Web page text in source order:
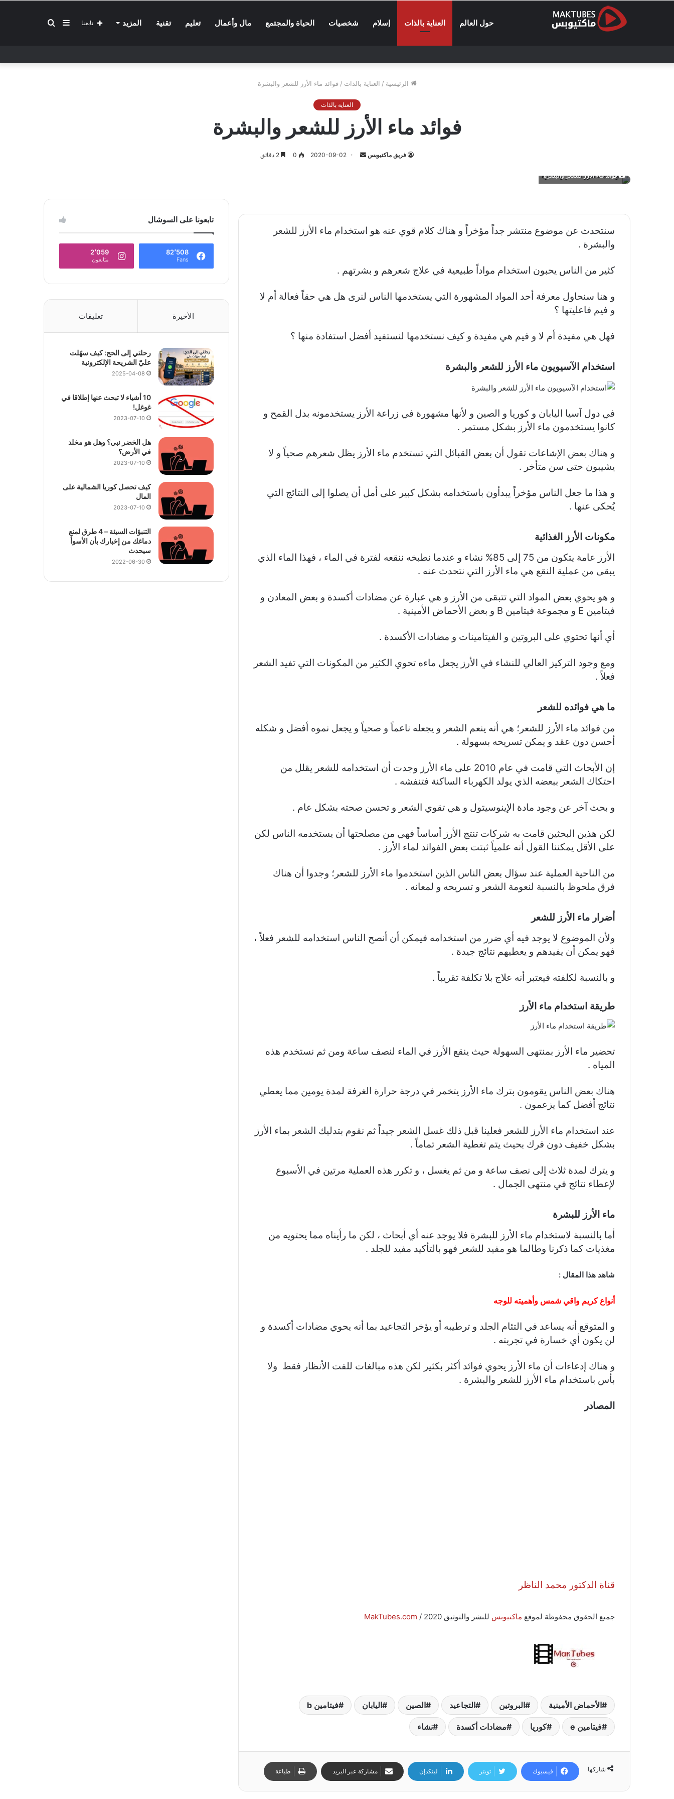
حول العالم العناية بالذات إسلام شخصيات الحياة والمجتمع مال وأعمال تعليم تقنية المزيد بحثإضافة تابعنا
الرئيسية / العناية بالذات / فوائد ماء الأرز للشعر والبشرة
العناية بالذات
فوائد ماء الأرز للشعر والبشرة
فريق ماكتيوبس
أرسل 2020-09-02
0
فوائد ماء الأرز للشعر والبشرة
سنتحدث عن موضوع منتشر جداً مؤخراً و هناك كلام قوي عنه هو استخدام ماء الأرز للشعر
والبشرة .
كثير من الناس يحبون استخدام مواداً طبيعية في علاج شعرهم و بشرتهم .
و هنا سنحاول معرفة أحد المواد المشهورة التي يستخدمها الناس لنرى هل هي حقاً فعالة أم لا
و فيم فاعليتها ؟
فهل هي مفيدة أم لا و فيم هي مفيدة و كيف نستخدمها لنستفيد أفضل استفادة منها ؟
استخدام الآسيويون ماء الأرز للشعر والبشرة
في دول آسيا اليابان و كوريا و الصين و لأنها مشهورة في زراعة الأرز يستخدمونه بدل القمح و
كانوا يستخدمون ماء الأرز بشكل مستمر .
و هناك بعض الإشاعات تقول أن بعض القبائل التي تستخدم ماء الأرز يظل شعرهم صحياً و لا
يشيبون حتى سن متأخر .
و هذا ما جعل الناس مؤخراً يبدأون باستخدامه بشكل كبير على أمل أن يصلوا إلى النتائج التي
يُحكى عنها .
مكونات الأرز الغذائية
الأرز عامة يتكون من 75 إلى 85% نشاء و عندما نطبخه ننقعه لفترة في الماء ، فهذا الماء الذي
يبقى من عملية النقع هي ماء الأرز التي نتحدث عنه .
و هو يحوي بعض المواد التي تتبقى من الأرز و هي عبارة عن مضادات أكسدة و بعض المعادن و
فيتامين E و مجموعة فيتامين B و بعض الأحماض الأمينية .
أي أنها تحتوي على البروتين و الفيتامينات و مضادات الأكسدة .
ومع وجود التركيز العالي للنشاء في الأرز يجعل ماءه تحوي الكثير من المكونات التي تفيد الشعر
فعلاً .
ما هي فوائده للشعر
من فوائد ماء الأرز للشعر؛ هي أنه ينعم الشعر و يجعله ناعماً و صحياً و يجعل نموه أفضل و شكله
أحسن دون عقد و يمكن تسريحه بسهولة .
إن الأبحاث التي قامت في عام 2010 على ماء الأرز وجدت أن استخدامه للشعر يقلل من
احتكاك الشعر ببعضه الذي يولد الكهرباء الساكنة فتنفشه .
و بحث آخر عن وجود مادة الإينوسيتول و هي تقوي الشعر و تحسن صحته بشكل عام .
لكن هذين البحثين قامت به شركات تنتج الأرز أساساً فهي من مصلحتها أن يستخدمه الناس لكن
على الأقل يمكننا القول أنه علمياً ثبتت بعض الفوائد لماء الأرز .
من الناحية العملية عند سؤال بعض الناس الذين استخدموا ماء الأرز للشعر؛ وجدوا أن هناك
فرق ملحوظ بالنسبة لنعومة الشعر و تسريحه و لمعانه .
أضرار ماء الأرز للشعر
ولأن الموضوع لا يوجد فيه أي ضرر من استخدامه فيمكن أن أنصح الناس استخدامه للشعر فعلاً ،
فهو يمكن أن يفيدهم و يعطيهم نتائج جيدة .
و بالنسبة لكلفته فيعتبر أنه علاج بلا تكلفة تقريباً .
طريقة استخدام ماء الأرز
تحضير ماء الأرز بمنتهى السهولة حيث ينقع الأرز في الماء لنصف ساعة ومن ثم نستخدم هذه
المياه .
هناك بعض الناس يقومون بترك ماء الأرز يتخمر في درجة حرارة الغرفة لمدة يومين مما يعطي
نتائج أفضل كما يزعمون .
عند استخدام ماء الأرز للشعر فعلينا قبل ذلك غسل الشعر جيداً ثم نقوم بتدليك الشعر بماء الأرز
بشكل خفيف دون فرك بحيث يتم تغطية الشعر تماماً .
و يترك لمدة ثلاث إلى نصف ساعة و من ثم يغسل ، و تكرر هذه العملية مرتين في الأسبوع
لإعطاء نتائج في منتهى الجمال .
ماء الأرز للبشرة
أما بالنسبة لاستخدام ماء الأرز للبشرة فلا يوجد عنه أي أبحاث ، لكن ما رأيناه مما يحتويه من
مغذيات كما ذكرنا وطالما هو مفيد للشعر فهو بالتأكيد مفيد للجلد .
شاهد هذا المقال :
أنواع كريم واقي شمس وأهميته للوجه
و المتوقع أنه يساعد في التئام الجلد و ترطيبه أو يؤخر التجاعيد بما أنه يحوي مضادات أكسدة و
لن يكون أي خسارة في تجربته .
و هناك إدعاءات أن ماء الأرز يحوي فوائد أكثر بكثير لكن هذه مبالغات للفت الأنظار فقط ولا
بأس باستخدام ماء الأرز للشعر والبشرة .
المصادر
قناة الدكتور محمد الناظر
جميع الحقوق محفوظة لموقع ماكتيوبس للنشر والتوثيق 2020 / MakTubes.com
الأحماض الأمينية البروتين التجاعيد الصين اليابان فيتامين b
فيتامين e كوريا مضادات أكسدة نشاء
شاركها فيسبوك تويتر لينكدإن مشاركة عبر البريد طباعة
تابعونا على السوشال
82٬508
Fans
2٬059
متابعون
الأخيرة تعليقات
رحلتي إلى الحج: كيف سهّلت
عليّ الشريحة الإلكترونية
2025-04-08
10 أشياء لا تبحث عنها إطلاقا في
غوغل!
2023-07-10
هل الخضر نبي؟ وهل هو مخلد
في الأرض؟
2023-07-10
كيف تحصل كوريا الشمالية على
المال
2023-07-10
التنبؤات السيئة – 4 طرق لمنع
دماغك من إخبارك بأن الأسوأ
سيحدث
2022-06-30